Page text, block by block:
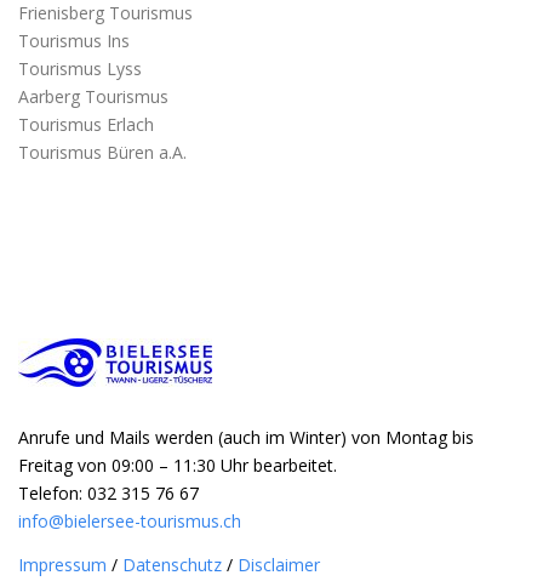
Frienisberg Tourismus
Tourismus Ins
Tourismus Lyss
Aarberg Tourismus
Tourismus Erlach
Tourismus Büren a.A.
Anrufe und Mails werden (auch im Winter) von Montag bis
Freitag von 09:00 – 11:30 Uhr bearbeitet.
Telefon: 032 315 76 67
info@bielersee-tourismus.ch
Impressum / Datenschutz / Disclaimer